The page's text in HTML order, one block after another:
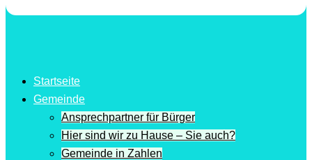
Startseite
Gemeinde
Ansprechpartner für Bürger
Hier sind wir zu Hause – Sie auch?
Gemeinde in Zahlen